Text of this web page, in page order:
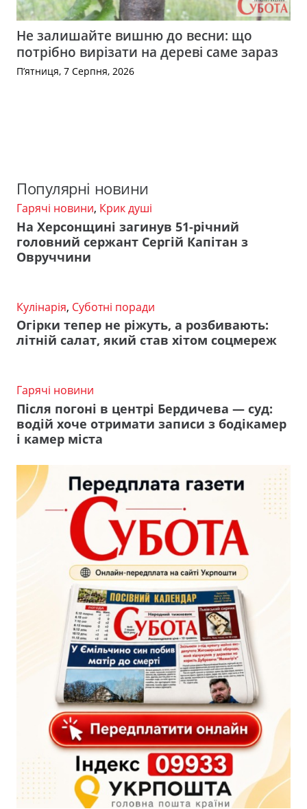
Не залишайте вишню до весни: що
потрібно вирізати на дереві саме зараз
П’ятниця, 7 Серпня, 2026
Популярні новини
Гарячі новини, Крик душі
На Херсонщині загинув 51-річний
головний сержант Сергій Капітан з
Овруччини
Кулінарія, Суботні поради
Огірки тепер не ріжуть, а розбивають:
літній салат, який став хітом соцмереж
Гарячі новини
Після погоні в центрі Бердичева — суд:
водій хоче отримати записи з бодікамер
і камер міста